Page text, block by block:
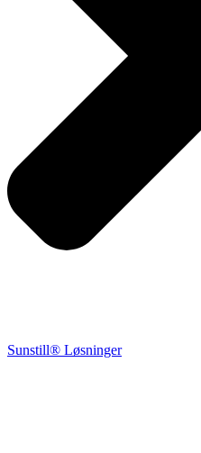
Sunstill® Løsninger